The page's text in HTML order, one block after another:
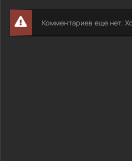
Комментариев еще нет.